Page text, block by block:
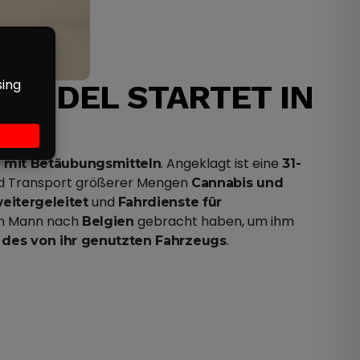
STARTET IN
Betäubungsmitteln. Angeklagt ist eine31-
Transport größerer Mengen Cannabis und
und Fahrdienste für
Mann nach Belgien gebracht haben, um ihm
von ihr genutzten Fahrzeugs.